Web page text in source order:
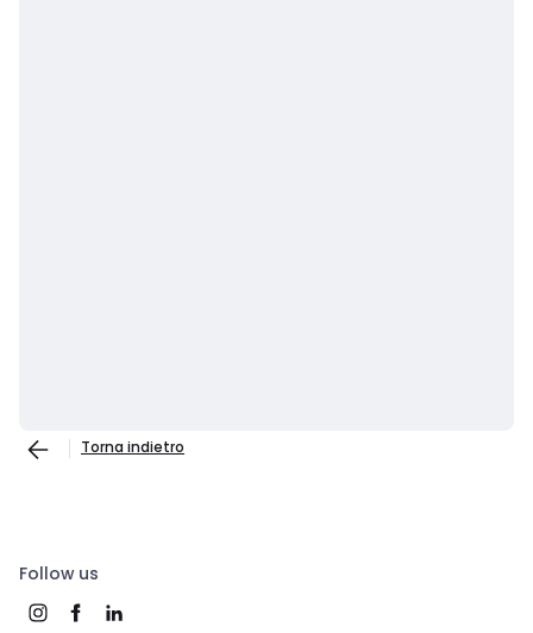
Torna indietro
Follow us